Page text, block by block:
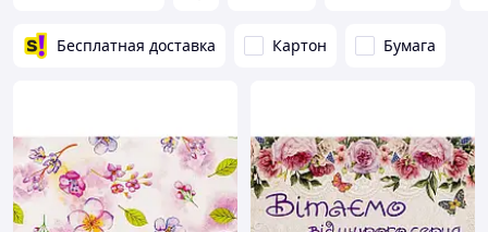
Бесплатная доставка Картон Бумага